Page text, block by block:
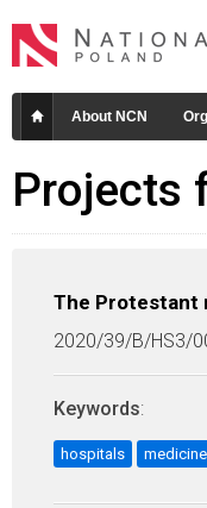
About NCN
Projects
The Protestant
2020/39/B/HS3/
Keywords:
hospitals medicine